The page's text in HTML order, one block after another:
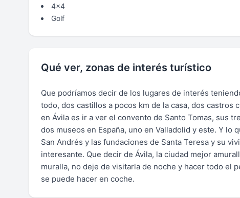
4x4
Golf
Qué ver, zonas de interés turístico
Que podríamos decir de los lugares de interés
todo, dos castillos a pocos km de la casa, dos
en Ávila es ir a ver el convento de Santo Tomas, sus
dos museos en España, uno en Valladolid y este. Y lo
San Andrés y las fundaciones de Santa Teresa y su
interesante. Que decir de Ávila, la ciudad mejor
muralla, no deje de visitarla de noche y hacer todo el
se puede hacer en coche.